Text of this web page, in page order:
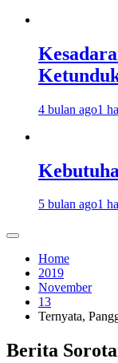
4 bulan ago1
5 bulan ago1
Home
2019
November
13
Ternyata,
Berita